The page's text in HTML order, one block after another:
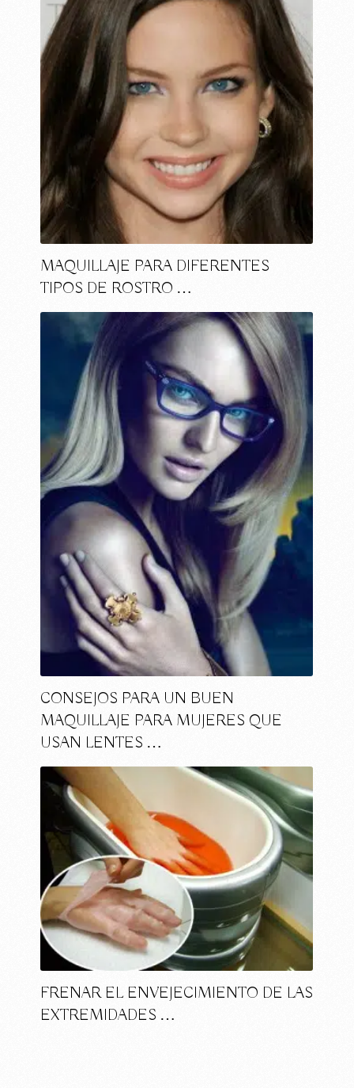
MAQUILLAJE PARA DIFERENTES
TIPOS DE ROSTRO …
CONSEJOS PARA UN BUEN
MAQUILLAJE PARA MUJERES QUE
USAN LENTES …
FRENAR EL ENVEJECIMIENTO DE LAS
EXTREMIDADES …